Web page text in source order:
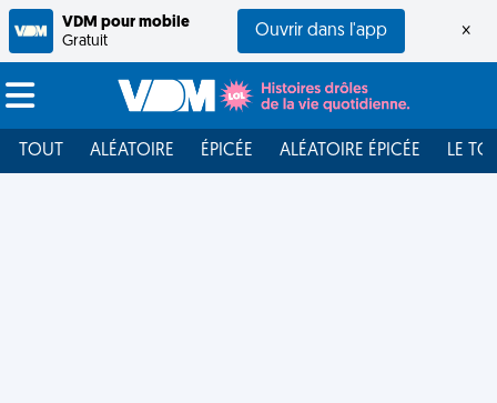
VDM pour mobile
Gratuit
Ouvrir dans l'app ×
TOUT ALÉATOIRE ÉPICÉE ALÉATOIRE ÉPICÉE LE